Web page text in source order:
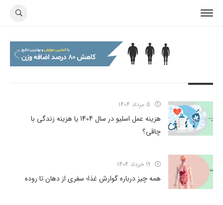
هزینه عمل اسلیو در سال 1404 یا هزینه زندگی با
چاقی؟
همه چیز درباره گوارش غذا؛ سفری از دهان تا روده